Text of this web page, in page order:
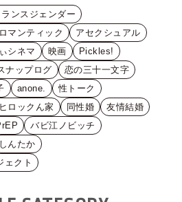
ランスジェンダー
マンティック
アセクシュアル
シネマ 映画
Pickles!
ナップログ
恋の三十一文字
anone.
性トーク
ロックん家 同性婚
友情結婚
バビ江ノビッチ
しんたか
ェクト